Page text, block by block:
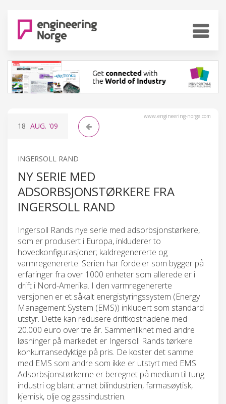
www.engineering-norge.com
18 AUG. '09
INGERSOLL RAND
NY SERIE MED
ADSORBSJONSTØRKERE FRA
INGERSOLL RAND
Ingersoll Rands nye serie med adsorbsjonstørkere,
som er produsert i Europa, inkluderer to
hovedkonfigurasjoner; kaldregenererte og
varmregenererte. Serien har fordeler som bygger på
erfaringer fra over 1000 enheter som allerede er i
drift i Nord-Amerika. I den varmregenererte
versjonen er et såkalt energistyringssystem (Energy
Management System (EMS)) inkludert som standard
utstyr. Dette kan redusere driftkostnadene med
20.000 euro over tre år. Sammenliknet med andre
løsninger på markedet er Ingersoll Rands tørkere
konkurransedyktige på pris. De koster det samme
med EMS som andre som ikke er utstyrt med EMS.
Adsorbsjonstørkerne er beregnet på medium til tung
industri og blant annet bilindustrien, farmasøytisk,
kjemisk, olje og gassindustrien.